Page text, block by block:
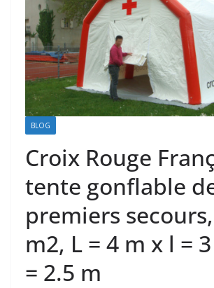
BLOG
Croix Rouge
tente gonflable
premiers
m2, L = 4 m x l =
= 2.5 m